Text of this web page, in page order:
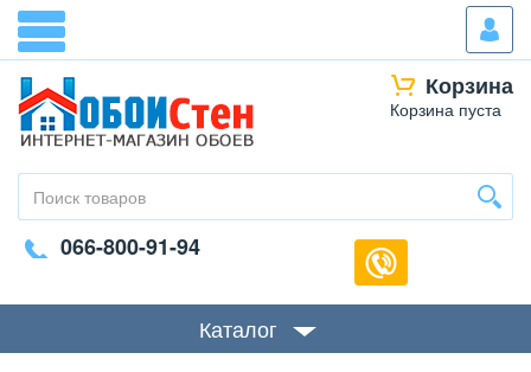
Корзина
Корзина пуста
066-800-91-94
Каталог